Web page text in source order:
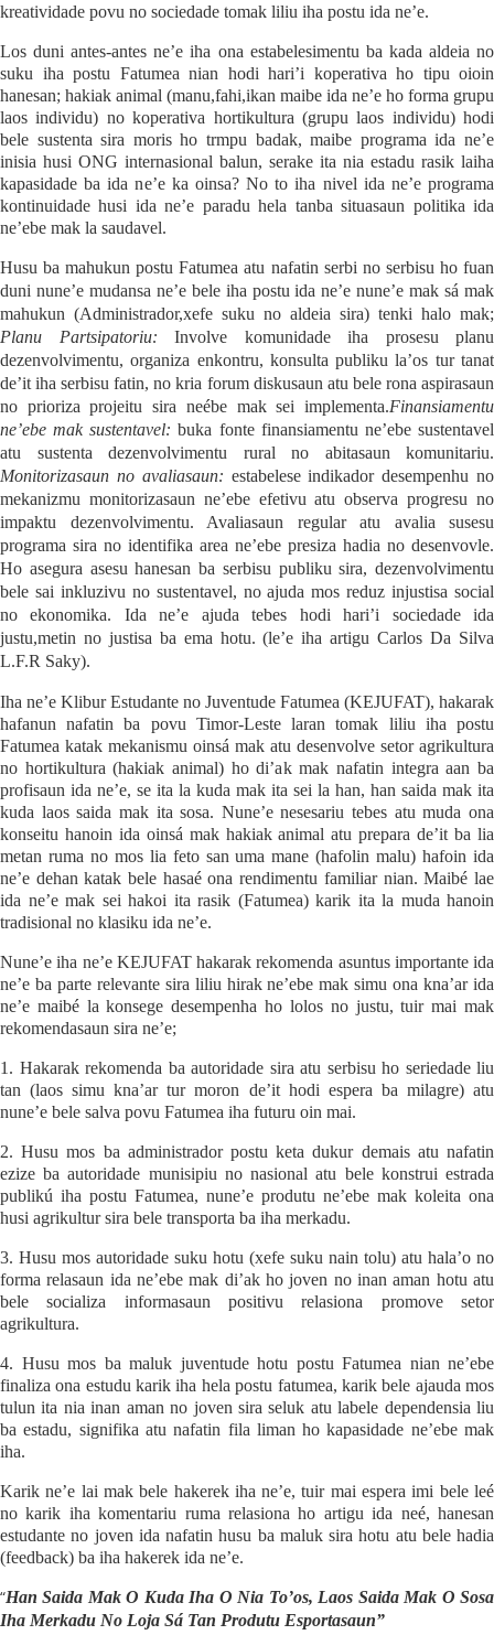
kreatividade povu no sociedade tomak liliu iha postu ida ne’e.
Los duni antes-antes ne’e iha ona estabelesimentu ba kada aldeia no
suku iha postu Fatumea nian hodi hari’i koperativa ho tipu oioin
hanesan; hakiak animal (manu,fahi,ikan maibe ida ne’e ho forma grupu
laos individu) no koperativa hortikultura (grupu laos individu) hodi
bele sustenta sira moris ho trmpu badak, maibe programa ida ne’e
inisia husi ONG internasional balun, serake ita nia estadu rasik laiha
kapasidade ba ida ne’e ka oinsa? No to iha nivel ida ne’e programa
kontinuidade husi ida ne’e paradu hela tanba situasaun politika ida
ne’ebe mak la saudavel.
Husu ba mahukun postu Fatumea atu nafatin serbi no serbisu ho fuan
duni nune’e mudansa ne’e bele iha postu ida ne’e nune’e mak sá mak
mahukun (Administrador,xefe suku no aldeia sira) tenki halo mak;
Planu Partsipatoriu: Involve komunidade iha prosesu planu
dezenvolvimentu, organiza enkontru, konsulta publiku la’os tur tanat
de’it iha serbisu fatin, no kria forum diskusaun atu bele rona aspirasaun
no prioriza projeitu sira neébe mak sei implementa.Finansiamentu
ne’ebe mak sustentavel: buka fonte finansiamentu ne’ebe sustentavel
atu sustenta dezenvolvimentu rural no abitasaun komunitariu.
Monitorizasaun no avaliasaun: estabelese indikador desempenhu no
mekanizmu monitorizasaun ne’ebe efetivu atu observa progresu no
impaktu dezenvolvimentu. Avaliasaun regular atu avalia susesu
programa sira no identifika area ne’ebe presiza hadia no desenvovle.
Ho asegura asesu hanesan ba serbisu publiku sira, dezenvolvimentu
bele sai inkluzivu no sustentavel, no ajuda mos reduz injustisa social
no ekonomika. Ida ne’e ajuda tebes hodi hari’i sociedade ida
justu,metin no justisa ba ema hotu. (le’e iha artigu Carlos Da Silva
L.F.R Saky).
Iha ne’e Klibur Estudante no Juventude Fatumea (KEJUFAT), hakarak
hafanun nafatin ba povu Timor-Leste laran tomak liliu iha postu
Fatumea katak mekanismu oinsá mak atu desenvolve setor agrikultura
no hortikultura (hakiak animal) ho di’ak mak nafatin integra aan ba
profisaun ida ne’e, se ita la kuda mak ita sei la han, han saida mak ita
kuda laos saida mak ita sosa. Nune’e nesesariu tebes atu muda ona
konseitu hanoin ida oinsá mak hakiak animal atu prepara de’it ba lia
metan ruma no mos lia feto san uma mane (hafolin malu) hafoin ida
ne’e dehan katak bele hasaé ona rendimentu familiar nian. Maibé lae
ida ne’e mak sei hakoi ita rasik (Fatumea) karik ita la muda hanoin
tradisional no klasiku ida ne’e.
Nune’e iha ne’e KEJUFAT hakarak rekomenda asuntus importante ida
ne’e ba parte relevante sira liliu hirak ne’ebe mak simu ona kna’ar ida
ne’e maibé la konsege desempenha ho lolos no justu, tuir mai mak
rekomendasaun sira ne’e;
1. Hakarak rekomenda ba autoridade sira atu serbisu ho seriedade liu
tan (laos simu kna’ar tur moron de’it hodi espera ba milagre) atu
nune’e bele salva povu Fatumea iha futuru oin mai.
2. Husu mos ba administrador postu keta dukur demais atu nafatin
ezize ba autoridade munisipiu no nasional atu bele konstrui estrada
publikú iha postu Fatumea, nune’e produtu ne’ebe mak koleita ona
husi agrikultur sira bele transporta ba iha merkadu.
3. Husu mos autoridade suku hotu (xefe suku nain tolu) atu hala’o no
forma relasaun ida ne’ebe mak di’ak ho joven no inan aman hotu atu
bele socializa informasaun positivu relasiona promove setor
agrikultura.
4. Husu mos ba maluk juventude hotu postu Fatumea nian ne’ebe
finaliza ona estudu karik iha hela postu fatumea, karik bele ajauda mos
tulun ita nia inan aman no joven sira seluk atu labele dependensia liu
ba estadu, signifika atu nafatin fila liman ho kapasidade ne’ebe mak
iha.
Karik ne’e lai mak bele hakerek iha ne’e, tuir mai espera imi bele leé
no karik iha komentariu ruma relasiona ho artigu ida neé, hanesan
estudante no joven ida nafatin husu ba maluk sira hotu atu bele hadia
(feedback) ba iha hakerek ida ne’e.
“Han Saida Mak O Kuda Iha O Nia To’os, Laos Saida Mak O Sosa
Iha Merkadu No Loja Sá Tan Produtu Esportasaun”